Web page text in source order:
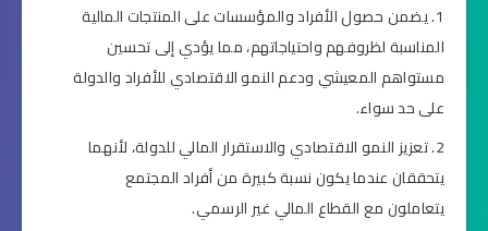
يضمن حصول الأفراد والمؤسسات على المنتجات المالية
المناسبة لظروفهم واحتياجاتهم، مما يؤدي إلى تحسين
مستواهم المعيشي ودعم النمو الاقتصادي للأفراد والدولة
على حد سواء.
تعزيز النمو الاقتصادي والاستقرار المالي للدولة، لأنهما
يتحققان عندما يكون نسبة كبيرة من أفراد المجتمع
يتعاملون مع القطاع المالي غير الرسمي.